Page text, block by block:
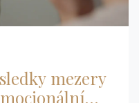
mezery